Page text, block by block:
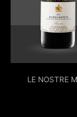
LE NOSTRE